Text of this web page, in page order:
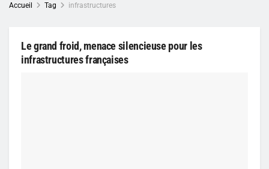
Accueil Tag infrastructures
Le grand froid, menace silencieuse pour les
infrastructures françaises